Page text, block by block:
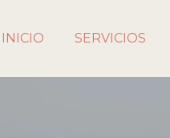
INICIO SERVICIOS